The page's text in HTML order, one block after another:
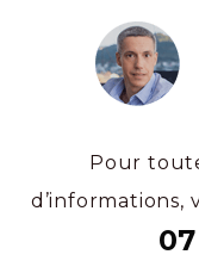
Pour
d’informations,